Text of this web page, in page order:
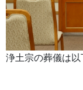
浄土宗の葬儀は以